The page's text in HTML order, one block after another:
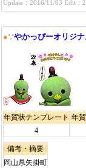
Update：2016/11/03 Edit：
●∵やかっぴーオリジ
年賀状テンプレート
4
年
備考・摘要
岡山県矢掛町